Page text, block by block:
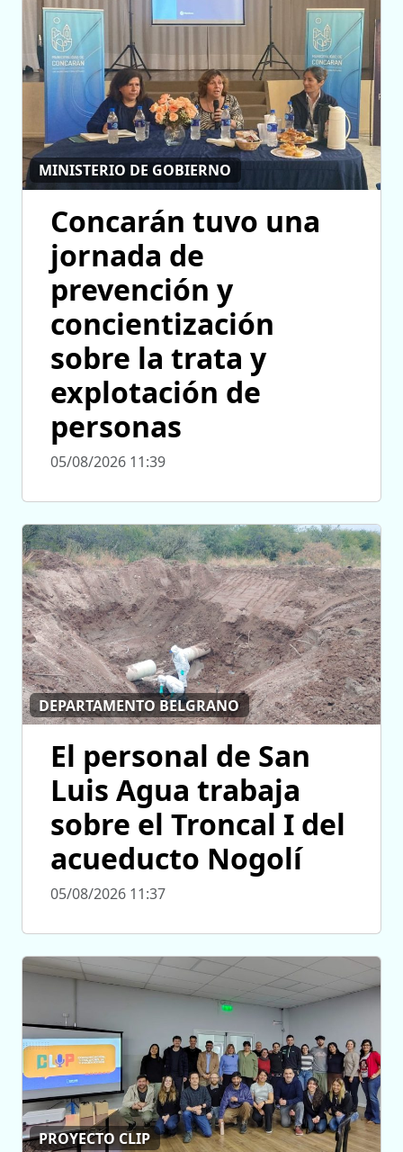
MINISTERIO DE GOBIERNO
Concarán tuvo una
jornada de
prevención y
concientización
sobre la trata y
explotación de
personas
05/08/2026 11:39
DEPARTAMENTO BELGRANO
El personal de San
Luis Agua trabaja
sobre el Troncal I del
acueducto Nogolí
05/08/2026 11:37
PROYECTO CLIP